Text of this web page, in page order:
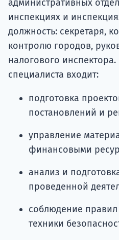
административных
инспекциях и
должность: секретаря,
контролю городов,
налогового
специалиста входит:
подготовка
постановлений и
управление
финансовыми
анализ и
проведенной
соблюдение
техники